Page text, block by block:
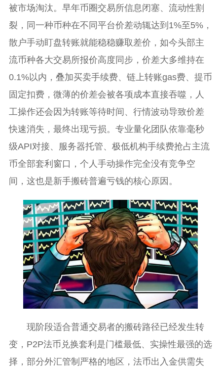
被市场淘汰。早年币圈交易所信息闭塞、流动性割
裂，同一种币种在不同平台价差动辄达到1%至5%，
散户手动盯盘转账就能稳稳赚取差价，如今头部主
流币种各大交易所报价高度同步，价差大多维持在
0.1%以内，叠加买卖手续费、链上转账gas费、提币
固定扣费，微薄的价差会被各项成本直接吞噬，人
工操作还会因为转账等待时间、行情波动导致价差
快速消失，最终出现亏损。专业量化团队依靠毫秒
级API对接、服务器托管、极低机构手续费抢占主流
币全部套利窗口，个人手动操作完全没有竞争空
间，这也是新手搬砖普遍亏钱的核心原因。
现阶段适合普通交易者的搬砖路径已经发生转
变，P2P法币兑换套利是门槛最低、实操性最强的选
择，部分外汇管制严格的地区，法币出入金供需失